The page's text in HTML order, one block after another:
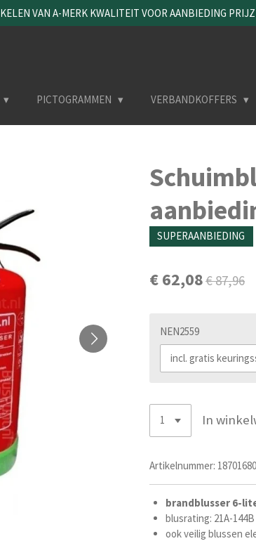
VAN A-MERK KWALITEIT VOOR AANBIEDING
PICTOGRAMMEN VERBANDKOFFERS
SUPERAANBIEDING
€ 62,08€ 87,96
NEN2559
In
Artikelnummer: 18701680
brandblusser 6-
blusrating: 21A-
ook veilig blussen